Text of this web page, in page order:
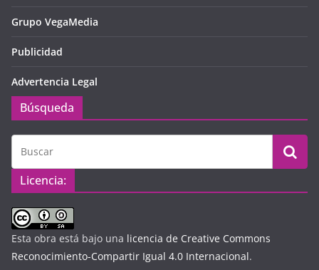
Grupo VegaMedia
Publicidad
Advertencia Legal
Búsqueda
Licencia:
Esta obra está bajo una licencia de Creative Commons
Reconocimiento-Compartir Igual 4.0 Internacional.